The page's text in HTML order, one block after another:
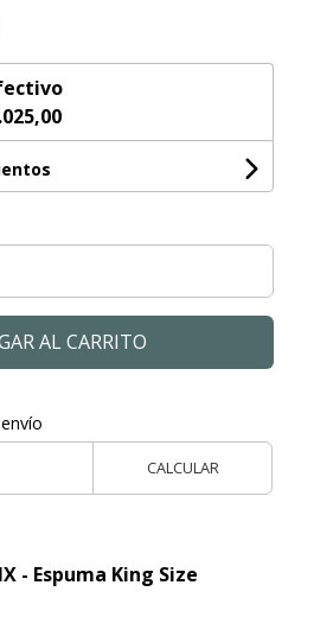
AL CARRITO
CALCULAR
- Espuma King Size